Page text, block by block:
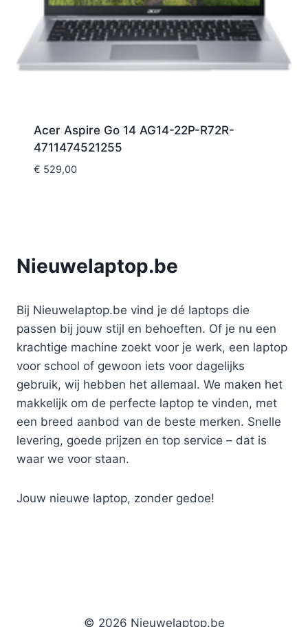
Acer Aspire Go 14 AG14-22P-R72R-
4711474521255
€ 529,00
Nieuwelaptop.be
Bij Nieuwelaptop.be vind je dé laptops die
passen bij jouw stijl en behoeften. Of je nu een
krachtige machine zoekt voor je werk, een laptop
voor school of gewoon iets voor dagelijks
gebruik, wij hebben het allemaal. We maken het
makkelijk om de perfecte laptop te vinden, met
een breed aanbod van de beste merken. Snelle
levering, goede prijzen en top service – dat is
waar we voor staan.
Jouw nieuwe laptop, zonder gedoe!
© 2026 Nieuwelaptop.be